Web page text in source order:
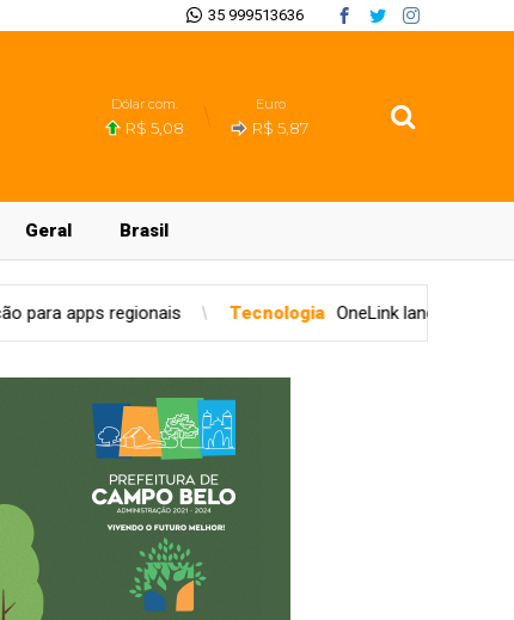
35 999513636
Dólar com.
R$ 5,08
Euro
R$ 5,87
Geral Brasil
Tecnologia OneLink lança primeira rede social para o